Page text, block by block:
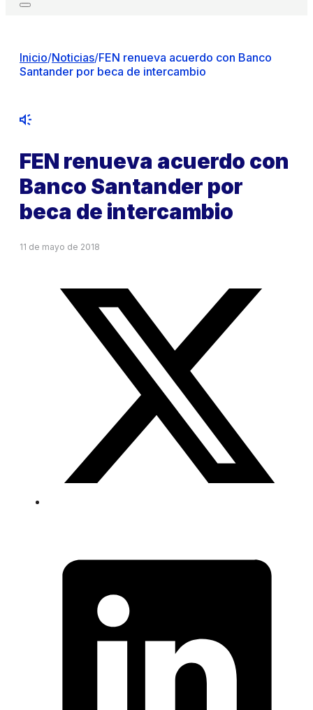
Inicio/Noticias/FEN renueva acuerdo con Banco
Santander por beca de intercambio
FEN renueva acuerdo con
Banco Santander por
beca de intercambio
11 de mayo de 2018